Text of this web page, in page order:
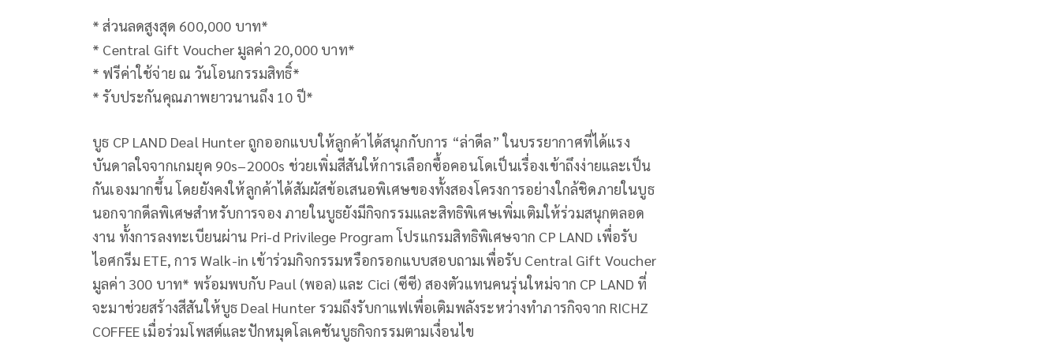
* ส่วนลดสูงสุด 600,000 บาท*
* Central Gift Voucher มูลค่า 20,000 บาท*
* ฟรีค่าใช้จ่าย ณ วันโอนกรรมสิทธิ์*
* รับประกันคุณภาพยาวนานถึง 10 ปี*
บูธ CP LAND Deal Hunter ถูกออกแบบให้ลูกค้าได้สนุกกับการ “ล่าดีล” ในบรรยากาศที่ได้แรง
บันดาลใจจากเกมยุค 90s–2000s ช่วยเพิ่มสีสันให้การเลือกซื้อคอนโดเป็นเรื่องเข้าถึงง่ายและเป็น
กันเองมากขึ้น โดยยังคงให้ลูกค้าได้สัมผัสข้อเสนอพิเศษของทั้งสองโครงการอย่างใกล้ชิดภายในบูธ
นอกจากดีลพิเศษสำหรับการจอง ภายในบูธยังมีกิจกรรมและสิทธิพิเศษเพิ่มเติมให้ร่วมสนุกตลอด
งาน ทั้งการลงทะเบียนผ่าน Pri-d Privilege Program โปรแกรมสิทธิพิเศษจาก CP LAND เพื่อรับ
ไอศกรีม ETE, การ Walk-in เข้าร่วมกิจกรรมหรือกรอกแบบสอบถามเพื่อรับ Central Gift Voucher
มูลค่า 300 บาท* พร้อมพบกับ Paul (พอล) และ Cici (ซีซี) สองตัวแทนคนรุ่นใหม่จาก CP LAND ที่
จะมาช่วยสร้างสีสันให้บูธ Deal Hunter รวมถึงรับกาแฟเพื่อเติมพลังระหว่างทำภารกิจจาก RICHZ
COFFEE เมื่อร่วมโพสต์และปักหมุดโลเคชันบูธกิจกรรมตามเงื่อนไข